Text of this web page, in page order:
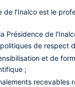
de l’Inalco est le
Présidence de
de respect
et de
;